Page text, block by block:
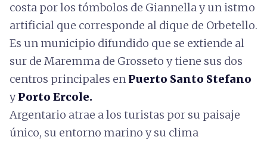
costa por los tómbolos de Giannella y un istmo
artificial que corresponde al dique de Orbetello.
Es un municipio difundido que se extiende al
sur de Maremma de Grosseto y tiene sus dos
centros principales en Puerto Santo Stefano
yPorto Ercole.
Argentario atrae a los turistas por su paisaje
único, su entorno marino y su clima